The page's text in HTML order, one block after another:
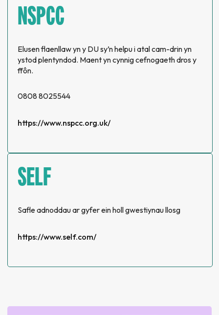
NSPCC
Elusen flaenllaw yn y DU sy’n helpu i atal cam-drin yn
ystod plentyndod. Maent yn cynnig cefnogaeth dros y
ffôn.
0808 8025544
https://www.nspcc.org.uk/
SELF
Safle adnoddau ar gyfer ein holl gwestiynau llosg
https://www.self.com/